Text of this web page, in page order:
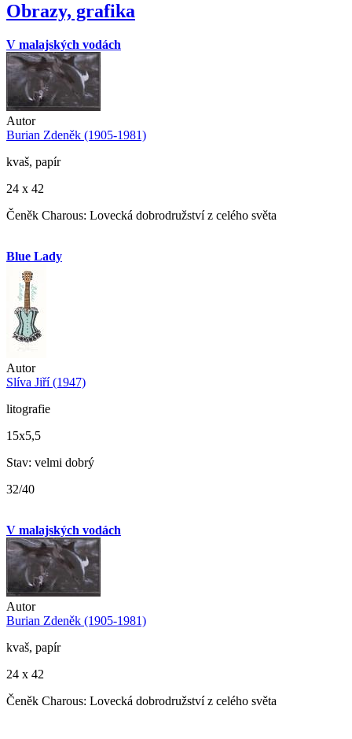
Obrazy, grafika
V malajských vodách
Autor
Burian Zdeněk (1905-1981)
kvaš, papír
24 x 42
Čeněk Charous: Lovecká dobrodružství z celého světa
Blue Lady
Autor
Slíva Jiří (1947)
litografie
15x5,5
Stav: velmi dobrý
32/40
V malajských vodách
Autor
Burian Zdeněk (1905-1981)
kvaš, papír
24 x 42
Čeněk Charous: Lovecká dobrodružství z celého světa